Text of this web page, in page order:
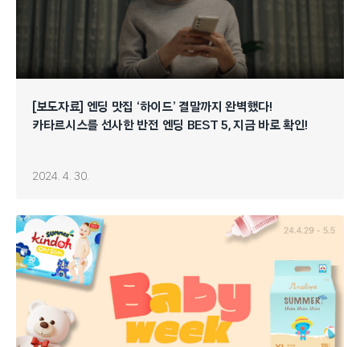
[보도자료] 엔딩 맛집 ‘하이드’ 결말까지 완벽했다!
카타르시스를 선사한 반전 엔딩 BEST 5, 지금 바로 확인!
2024. 4. 30.